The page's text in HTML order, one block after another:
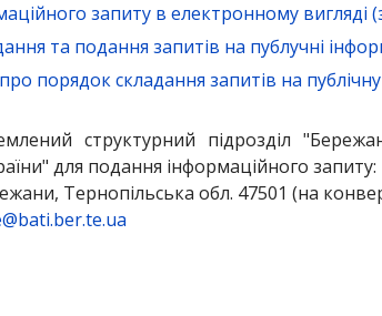
запиту в електронному вигляді
та подання запитів на публучні
порядок складання запитів на
структурний підрозділ
для подання інформаційного запиту:
Тернопільська обл. 47501 (на
процесу